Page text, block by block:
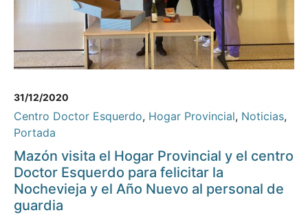
31/12/2020
Centro Doctor Esquerdo, Hogar Provincial, Noticias,
Portada
Mazón visita el Hogar Provincial y el centro
Doctor Esquerdo para felicitar la
Nochevieja y el Año Nuevo al personal de
guardia